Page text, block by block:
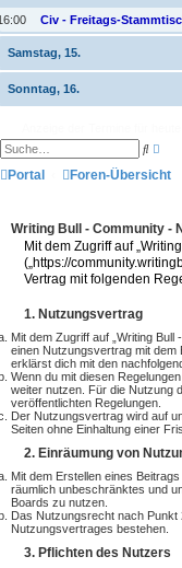
Civ - Freitags-
Samstag, 15.
Sonntag, 16.
S
c w
e
e
r
t
e
S
Portal Foren-Übersicht
Writing Bull - Community -
Mit dem Zugriff auf
(„https://
Vertrag mit folgenden
1. Nutzungsvertrag
Mit dem Zugriff auf „Writing
einen Nutzungsvertrag mit dem
erklärst dich mit den
Wenn du mit diesen
weiter nutzen. Für die Nutzung
veröffentlichten Regelungen.
Der Nutzungsvertrag wird auf
Seiten ohne Einhaltung einer
2. Einräumung von
Mit dem Erstellen eines
räumlich unbeschränktes und
Boards zu nutzen.
Das Nutzungsrecht nach
Nutzungsvertrages bestehen.
3. Pflichten des Nutzers